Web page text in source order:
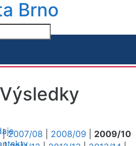
Brno
Výsledky
|2007/08 2008/09
2009/10